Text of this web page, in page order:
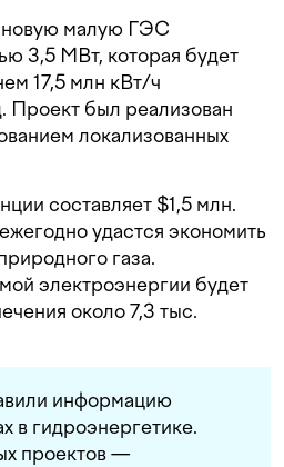
новую малую ГЭС
3,5 МВт, которая будет
17,5 млн кВт/ч
Проект был реализован
локализованных
составляет $1,5 млн.
удастся экономить
газа.
электроэнергии будет
около 7,3 тыс.
информацию
в гидроэнергетике.
проектов —